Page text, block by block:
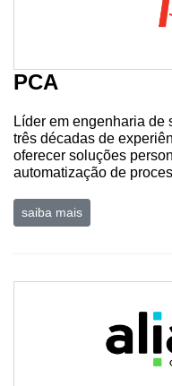
PCA
Líder em engenharia de
três décadas de
oferecer soluções
automatização de
saiba mais